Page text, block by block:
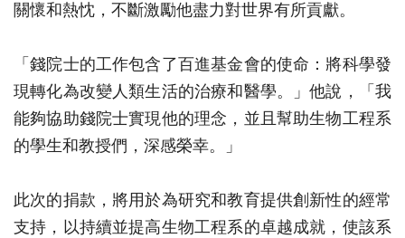
關懷和熱忱，不斷激勵他盡力對世界有所貢獻。
「錢院士的工作包含了百進基金會的使命：將科學發
現轉化為改變人類生活的治療和醫學。」他說，「我
能夠協助錢院士實現他的理念，並且幫助生物工程系
的學生和教授們，深感榮幸。」
此次的捐款，將用於為研究和教育提供創新性的經常
支持，以持續並提高生物工程系的卓越成就，使該系